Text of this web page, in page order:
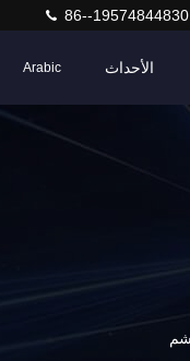
86--19574844830
الأحداث Arabic